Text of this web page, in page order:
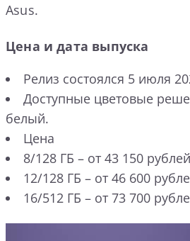
Asus.
Цена и дата выпуска
Релиз состоялся 5 июля
Доступные цветовые
белый.
Цена
8/128 ГБ – от 43 150 рублей
12/128 ГБ – от 46 600
16/512 ГБ – от 73 700